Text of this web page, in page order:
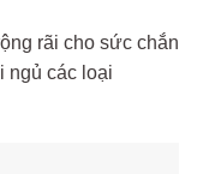
rãi cho sức chắn
ngủ các loại